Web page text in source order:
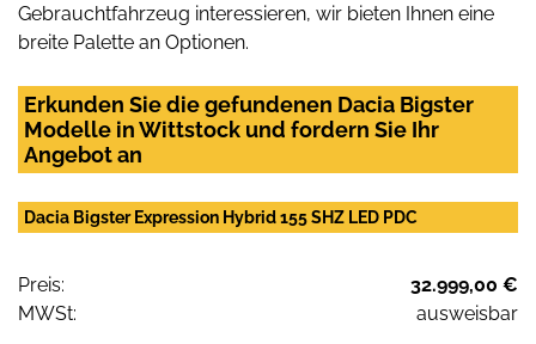
Gebrauchtfahrzeug interessieren, wir bieten Ihnen eine
breite Palette an Optionen.
Erkunden Sie die gefundenen Dacia Bigster
Modelle in Wittstock und fordern Sie Ihr
Angebot an
Dacia Bigster Expression Hybrid 155 SHZ LED PDC
Preis:
32.999,00 €
MWSt:
ausweisbar